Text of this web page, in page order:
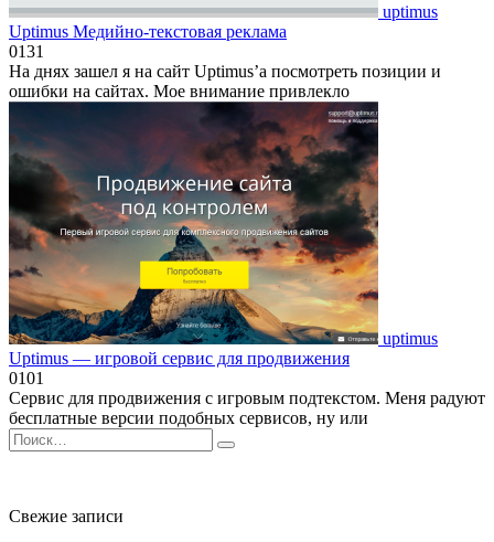
uptimus
Uptimus Медийно-текстовая реклама
0131
На днях зашел я на сайт Uptimus’а посмотреть позиции и
ошибки на сайтах. Мое внимание привлекло
uptimus
Uptimus — игровой сервис для продвижения
0101
Сервис для продвижения с игровым подтекстом. Меня радуют
бесплатные версии подобных сервисов, ну или
Search
for:
Свежие записи